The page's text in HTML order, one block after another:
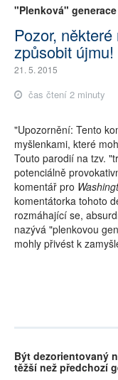
"Plenková"
Pozor,
způsobit újmu!
21. 5. 2015
čas čtení 2 minuty
"Upozornění: Tento
myšlenkami, které
Touto parodií na tzv.
potenciálně
komentář pro
komentátorka tohoto
rozmáhající se,
nazývá "plenkovou
mohly přivést k
Být dezorientovaný
těžší než předchozí